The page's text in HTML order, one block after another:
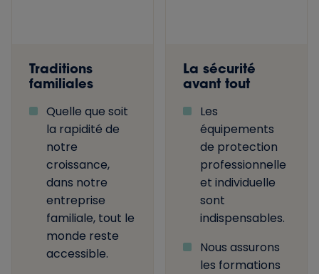
Traditions
familiales
Quelle que soit
la rapidité de
notre
croissance,
dans notre
entreprise
familiale, tout le
monde reste
accessible.
La sécurité
avant tout
Les
équipements
de protection
professionnelle
et individuelle
sont
indispensables.
Nous assurons
les formations